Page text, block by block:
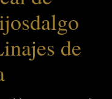
de